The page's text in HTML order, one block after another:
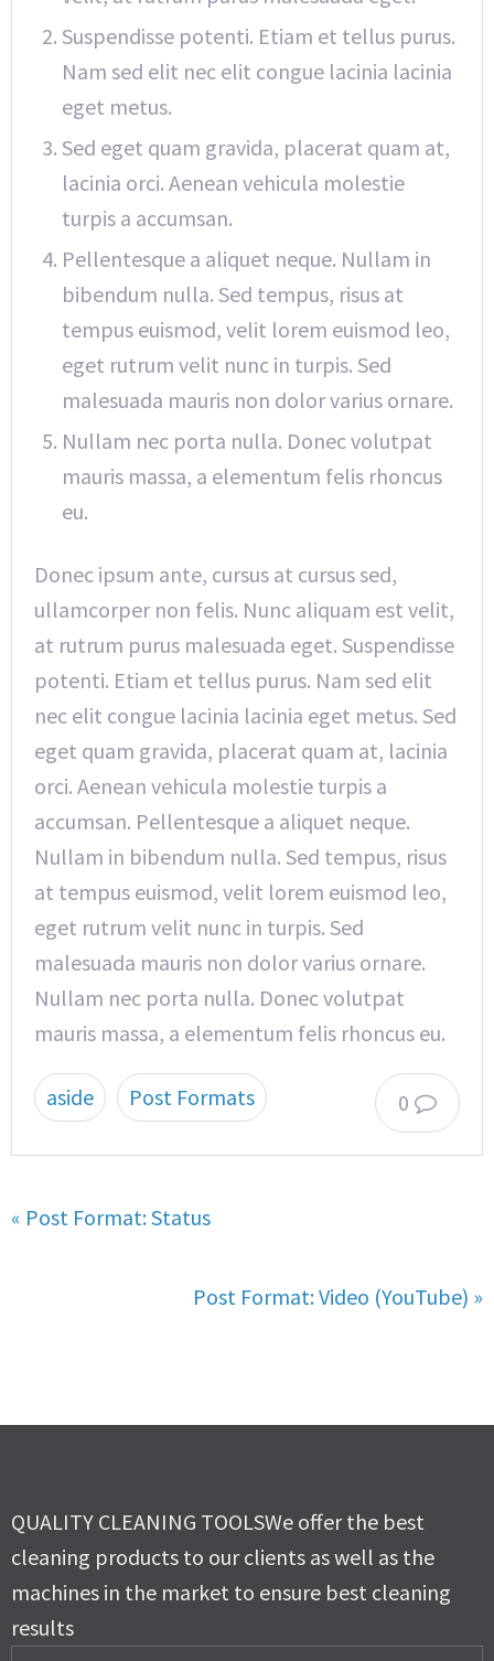
Suspendisse potenti. Etiam et tellus purus.
Nam sed elit nec elit congue lacinia lacinia
eget metus.
Sed eget quam gravida, placerat quam at,
lacinia orci. Aenean vehicula molestie
turpis a accumsan.
Pellentesque a aliquet neque. Nullam in
bibendum nulla. Sed tempus, risus at
tempus euismod, velit lorem euismod leo,
eget rutrum velit nunc in turpis. Sed
malesuada mauris non dolor varius ornare.
Nullam nec porta nulla. Donec volutpat
mauris massa, a elementum felis rhoncus
eu.
Donec ipsum ante, cursus at cursus sed,
ullamcorper non felis. Nunc aliquam est velit,
at rutrum purus malesuada eget. Suspendisse
potenti. Etiam et tellus purus. Nam sed elit
nec elit congue lacinia lacinia eget metus. Sed
eget quam gravida, placerat quam at, lacinia
orci. Aenean vehicula molestie turpis a
accumsan. Pellentesque a aliquet neque.
Nullam in bibendum nulla. Sed tempus, risus
at tempus euismod, velit lorem euismod leo,
eget rutrum velit nunc in turpis. Sed
malesuada mauris non dolor varius ornare.
Nullam nec porta nulla. Donec volutpat
mauris massa, a elementum felis rhoncus eu.
0
aside Post Formats
« Post Format: Status
Post Format: Video (YouTube) »
QUALITY CLEANING TOOLSWe offer the best
cleaning products to our clients as well as the
machines in the market to ensure best cleaning
results